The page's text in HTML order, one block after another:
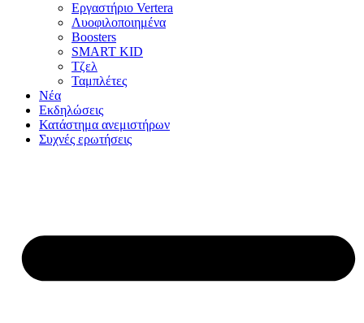
Εργαστήριο Vertera
Λυοφιλοποιημένα
Boosters
SMART KID
Τζελ
Ταμπλέτες
Νέα
Εκδηλώσεις
Κατάστημα ανεμιστήρων
Συχνές ερωτήσεις